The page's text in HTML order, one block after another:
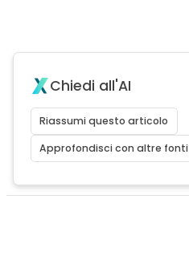
Chiedi all'AI
Riassumi questo articolo
Approfondisci con altre fonti